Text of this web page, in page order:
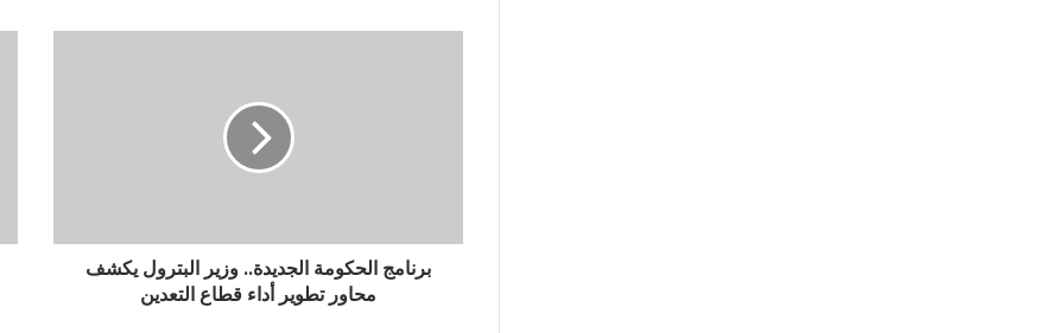
برنامج الحكومة الجديدة.. وزير البترول يكشف
محاور تطوير أداء قطاع التعدين